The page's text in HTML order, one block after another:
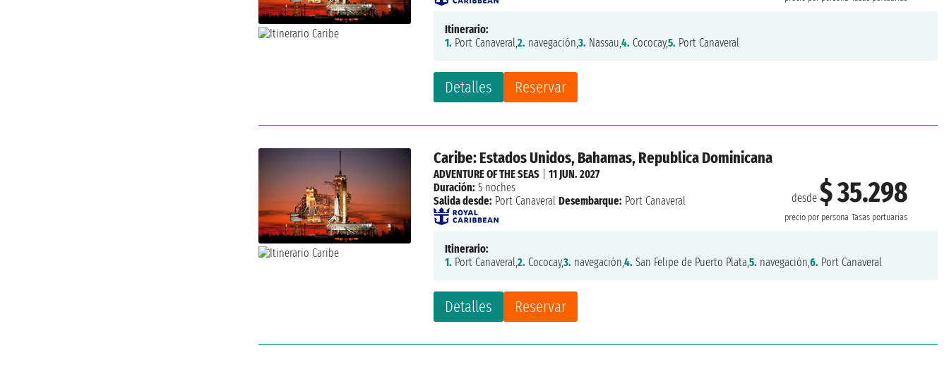
Detalles Reservar
Itinerario:
1. Port Canaveral,2. navegación,3. Nassau,4. Cococay,5. Port Canaveral
Caribe: Estados Unidos, Bahamas, Republica Dominicana
desde$ 35.298
precio por persona Tasas portuarias
Detalles Reservar
ADVENTURE OF THE SEAS |11 JUN. 2027
Duración: 5 noches
Salida desde: Port Canaveral Desembarque: Port Canaveral
Itinerario:
1. Port Canaveral,2. Cococay,3. navegación,4. San Felipe de Puerto Plata,5. navegación,6. Port Canaveral